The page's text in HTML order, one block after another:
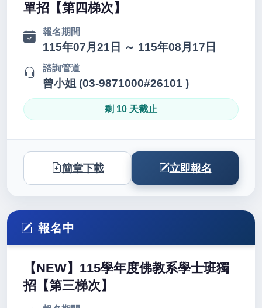
單招【第四梯次】
報名期間
115年07月21日 ～ 115年08月17日
諮詢管道
曾小姐 (03-9871000#26101 )
剩 10 天截止
簡章下載 立即報名
報名中
【NEW】115學年度佛教系學士班獨
招【第三梯次】